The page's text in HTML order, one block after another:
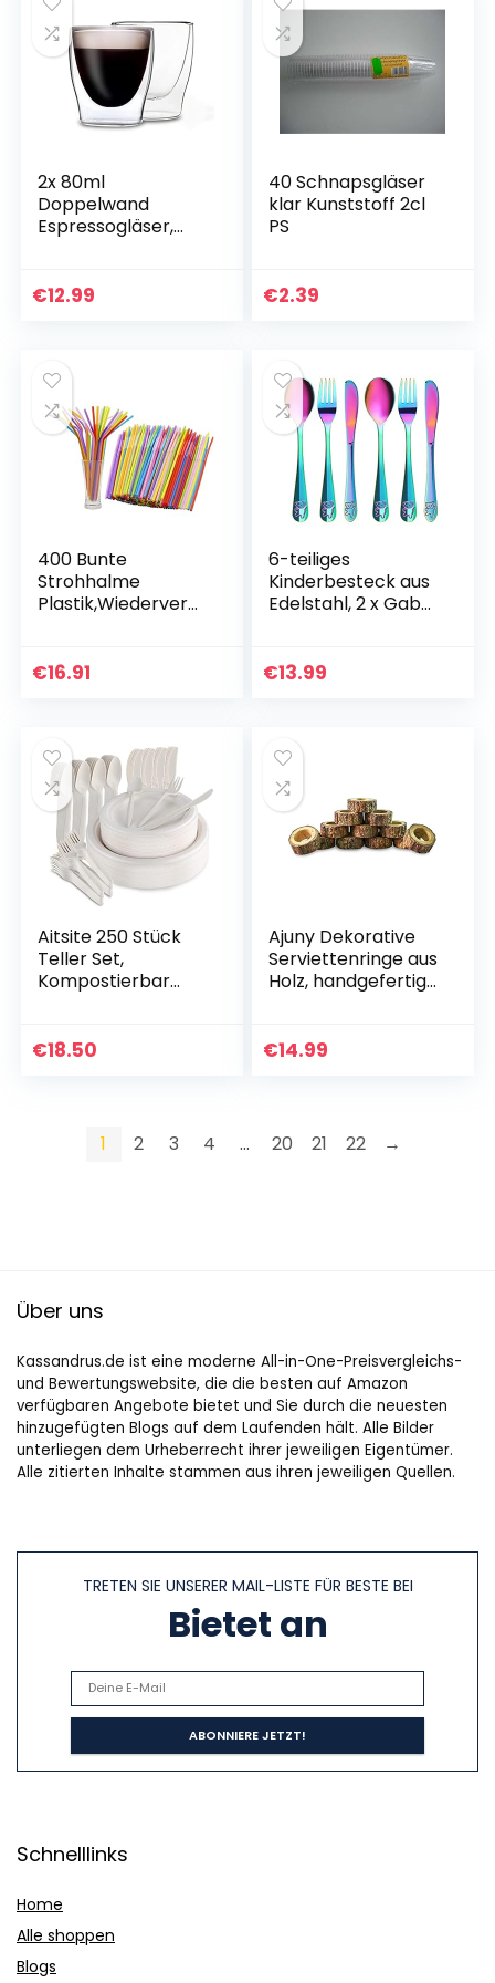
2x 80ml
Doppelwand
Espressogläser,
Effekt, auch für
€12.99
40 Schnapsgläser
klar Kunststoff 2cl
PS
€2.39
400 Bunte
Strohhalme
Plastik,Wiederverw
Flexibel Bendy
€16.91
6-teiliges
Kinderbesteck aus
Edelstahl, 2 x Gabel,
Kinderzeit,
€13.99
Aitsite 250 Stück
Teller Set,
Kompostierbar
Gabeln,Messer und
€18.50
Ajuny Dekorative
Serviettenringe aus
Holz, handgefertigt,
€14.99
1 2 3 4 … 20 21 22 →
Über uns
Kassandrus.de ist eine moderne All-in-One-Preisvergleichs-
und Bewertungswebsite, die die besten auf Amazon
verfügbaren Angebote bietet und Sie durch die neuesten
hinzugefügten Blogs auf dem Laufenden hält. Alle Bilder
unterliegen dem Urheberrecht ihrer jeweiligen Eigentümer.
Alle zitierten Inhalte stammen aus ihren jeweiligen Quellen.
TRETEN SIE UNSERER MAIL-LISTE FÜR BESTE BEI
Bietet an
Schnelllinks
Home
Alle shoppen
Blogs